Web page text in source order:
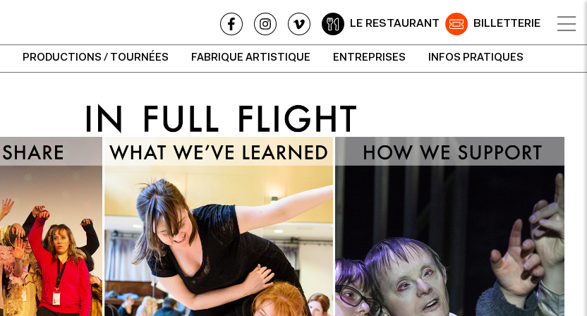
LE RESTAURANT BILLETTERIE
PRODUCTIONS / TOURNÉES FABRIQUE ARTISTIQUE ENTREPRISES INFOS PRATIQUES